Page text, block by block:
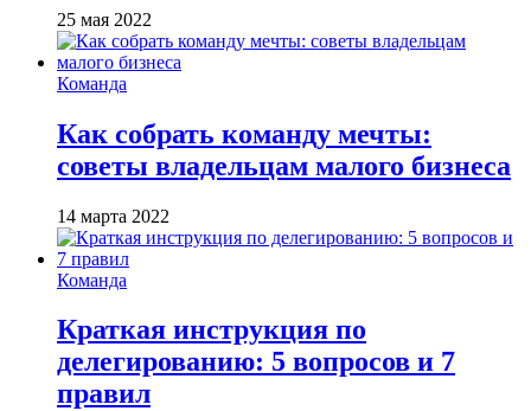
25 мая 2022
Команда
Как собрать команду мечты:
советы владельцам малого бизнеса
14 марта 2022
Команда
Краткая инструкция по
делегированию: 5 вопросов и 7
правил